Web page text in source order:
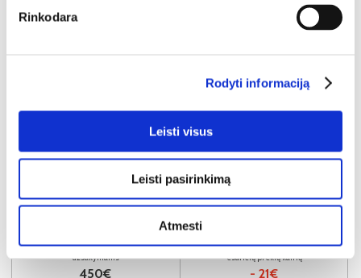
Rinkodara
Rodyti informaciją
Leisti visus
Leisti pasirinkimą
Atmesti
NAUJIENA YRA SANDĖLYJE
SALLY-120 (III gr.) lova-tachta (Toro-35) D
Išmatavimai:A:91cmP:129cmG:210cm
200cm
Kaina galioja individualiems
užsakymams
450€
Skirtumas tarp užsakomų ir sandėlyje
esančių prekių kainų
- 21€